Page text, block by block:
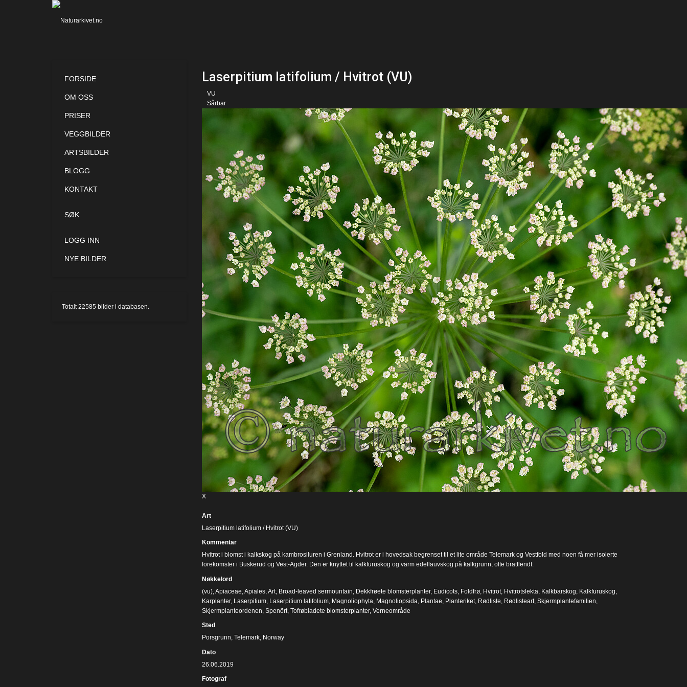
Laserpitium latifolium / Hvitrot (VU)
VU
Sårbar
X
Art
Laserpitium latifolium / Hvitrot (VU)
Kommentar
Hvitrot i blomst i kalkskog på kambrosiluren i Grenland. Hvitrot er i hovedsak begrenset til et lite område Telemark og Vestfold med noen få mer isolerte
forekomster i Buskerud og Vest-Agder. Den er knyttet til kalkfuruskog og varm edellauvskog på kalkgrunn, ofte brattlendt.
Nøkkelord
(vu), Apiaceae Apiales, Art, Broad-leaved sermountain Dekkfrøete blomsterplanter, Eudicots, Foldfrø, Hvitrot, Hvitrotslekta Kalkbarskog Kalkfuruskog
Karplanter, Laserpitium, Laserpitium latifolium, Magnoliophyta Magnoliopsida Plantae Planteriket, Rødliste Rødlisteart, Skjermplantefamilien
Skjermplanteordenen Spenört, Tofrøbladete blomsterplanter, Verneområde
Sted
Porsgrunn, Telemark, Norway
Dato
26.06.2019
Fotograf
FORSIDE
OM OSS
PRISER
VEGGBILDER
ARTSBILDER
BLOGG
KONTAKT
SØK
LOGG INN
NYE BILDER
Totalt22585 bilder i databasen.